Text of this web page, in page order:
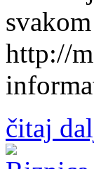
http://
čitaj